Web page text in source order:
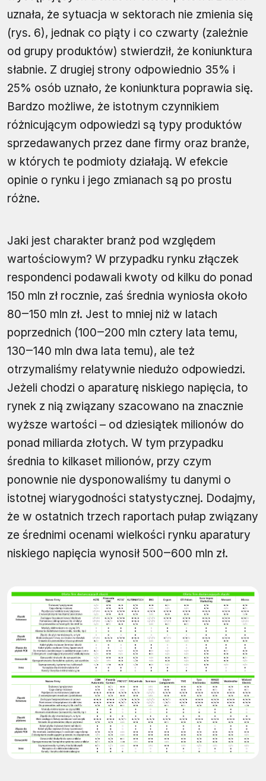
uznała, że sytuacja w sektorach nie zmienia się
(rys. 6), jednak co piąty i co czwarty (zależnie
od grupy produktów) stwierdził, że koniunktura
słabnie. Z drugiej strony odpowiednio 35% i
25% osób uznało, że koniunktura poprawia się.
Bardzo możliwe, że istotnym czynnikiem
różnicującym odpowiedzi są typy produktów
sprzedawanych przez dane firmy oraz branże,
w których te podmioty działają. W efekcie
opinie o rynku i jego zmianach są po prostu
różne.
Jaki jest charakter branż pod względem
wartościowym? W przypadku rynku złączek
respondenci podawali kwoty od kilku do ponad
150 mln zł rocznie, zaś średnia wyniosła około
80‒150 mln zł. Jest to mniej niż w latach
poprzednich (100‒200 mln cztery lata temu,
130‒140 mln dwa lata temu), ale też
otrzymaliśmy relatywnie niedużo odpowiedzi.
Jeżeli chodzi o aparaturę niskiego napięcia, to
rynek z nią związany szacowano na znacznie
wyższe wartości – od dziesiątek milionów do
ponad miliarda złotych. W tym przypadku
średnia to kilkaset milionów, przy czym
ponownie nie dysponowaliśmy tu danymi o
istotnej wiarygodności statystycznej. Dodajmy,
że w ostatnich trzech raportach pułap związany
ze średnimi ocenami wielkości rynku aparatury
niskiego napięcia wynosił 500‒600 mln zł.